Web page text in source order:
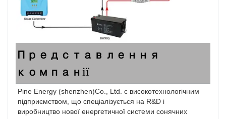
Представлення
компанії
Pine Energy (shenzhen)Co., Ltd. є високотехнологічним
підприємством, що спеціалізується на R&D і
виробництво нової енергетичної системи сонячних